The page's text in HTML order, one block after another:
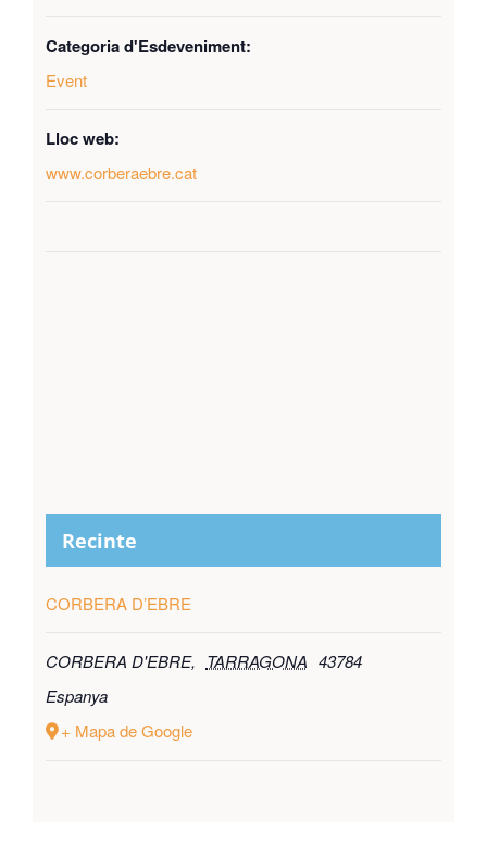
Categoria d'Esdeveniment:
Event
Lloc web:
www.corberaebre.cat
Recinte
CORBERA D’EBRE
CORBERA D'EBRE, TARRAGONA 43784
Espanya
+ Mapa de Google